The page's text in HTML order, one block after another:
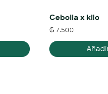
Cebolla x kilo
₲7.500